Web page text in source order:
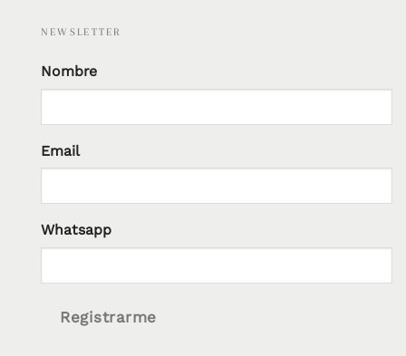
NEWSLETTER
Nombre
Email
Whatsapp
Registrarme